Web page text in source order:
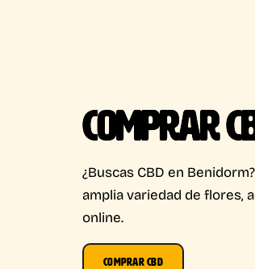
COMPRAR
¿Buscas CBD en
amplia variedad de flores,
online.
COMPRAR CBD